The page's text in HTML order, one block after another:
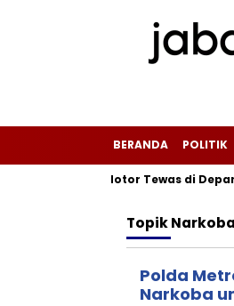
BERANDA POLITIK
Motor Tewas di Depan
TopikNarkoba
Polda
Narkoba